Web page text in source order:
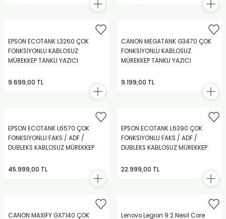
EPSON ECOTANK L3260 ÇOK
FONKSİYONLU KABLOSUZ
MÜREKKEP TANKLI YAZICI
9.699,00 TL
CANON MEGATANK G3470 ÇOK
FONKSİYONLU KABLOSUZ
MÜREKKEP TANKLI YAZICI
9.199,00 TL
EPSON ECOTANK L6570 ÇOK
FONKSİYONLU FAKS / ADF /
DUBLEKS KABLOSUZ MÜREKKEP
45.999,00 TL
EPSON ECOTANK L6390 ÇOK
FONKSİYONLU FAKS / ADF /
DUBLEKS KABLOSUZ MÜREKKEP
22.999,00 TL
CANON MAXIFY GX7140 ÇOK
Lenovo Legion 9 2.Nesil Core